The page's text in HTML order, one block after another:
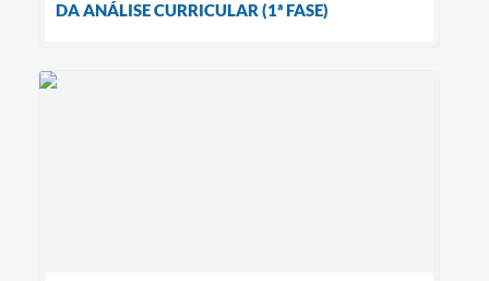
DA ANÁLISE CURRICULAR (1ª FASE)